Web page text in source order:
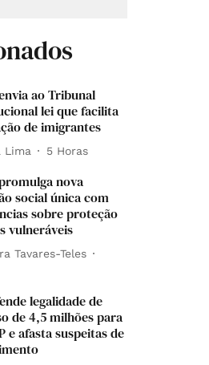
ao Tribunal
lei que facilita
de imigrantes
Lima 5 Horas
nova
social única com
sobre proteção
vulneráveis
Tavares-Teles
legalidade de
de 4,5 milhões para
e afasta suspeitas de